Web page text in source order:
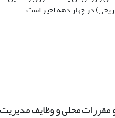
در چهار دهه اخیر است.
مقررات محلی و وظایف مدیریت